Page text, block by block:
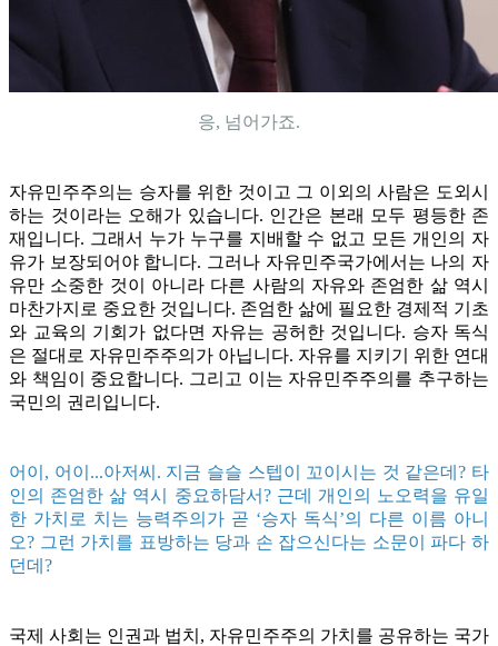
응, 넘어가죠.
자유민주주의는 승자를 위한 것이고 그 이외의 사람은 도외시
하는 것이라는 오해가 있습니다. 인간은 본래 모두 평등한 존
재입니다. 그래서 누가 누구를 지배할 수 없고 모든 개인의 자
유가 보장되어야 합니다. 그러나 자유민주국가에서는 나의 자
유만 소중한 것이 아니라 다른 사람의 자유와 존엄한 삶 역시
마찬가지로 중요한 것입니다. 존엄한 삶에 필요한 경제적 기초
와 교육의 기회가 없다면 자유는 공허한 것입니다. 승자 독식
은 절대로 자유민주주의가 아닙니다. 자유를 지키기 위한 연대
와 책임이 중요합니다. 그리고 이는 자유민주주의를 추구하는
국민의 권리입니다.
어이, 어이...아저씨. 지금 슬슬 스텝이 꼬이시는 것 같은데? 타
인의 존엄한 삶 역시 중요하담서? 근데 개인의 노오력을 유일
한 가치로 치는 능력주의가 곧 ‘승자 독식’의 다른 이름 아니
오? 그런 가치를 표방하는 당과 손 잡으신다는 소문이 파다 하
던데?
국제 사회는 인권과 법치, 자유민주주의 가치를 공유하는 국가